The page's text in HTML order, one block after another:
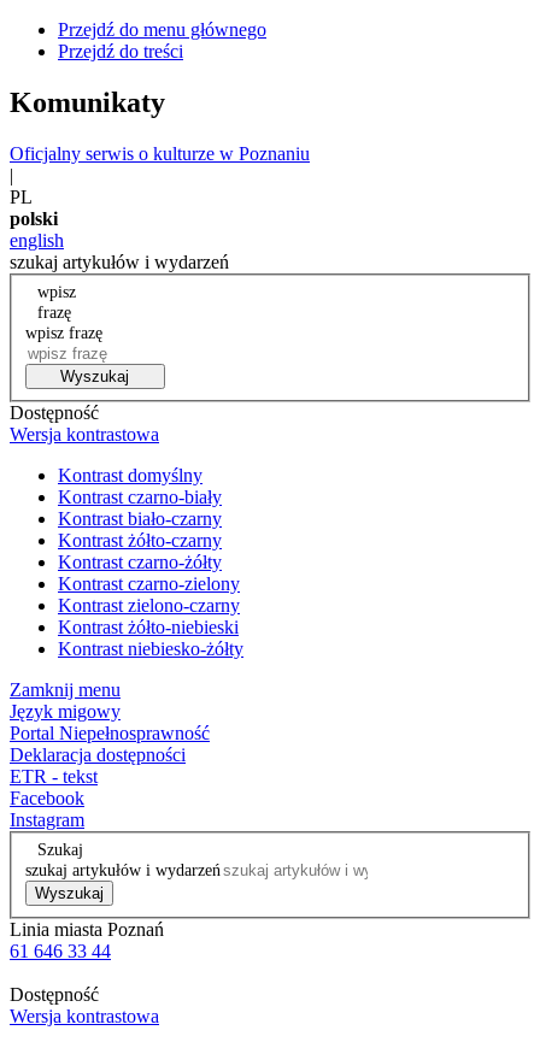
Przejdź do menu głównego
Przejdź do treści
Komunikaty
Oficjalny serwis o kulturze w Poznaniu
|
PL
polski
english
szukaj artykułów i wydarzeń
wpisz
frazę
wpisz frazę
Wyszukaj
Dostępność
Wersja kontrastowa
Kontrast domyślny
Kontrast czarno-biały
Kontrast biało-czarny
Kontrast żółto-czarny
Kontrast czarno-żółty
Kontrast czarno-zielony
Kontrast zielono-czarny
Kontrast żółto-niebieski
Kontrast niebiesko-żółty
Zamknij menu
Język migowy
Portal Niepełnosprawność
Deklaracja dostępności
ETR - tekst
Facebook
Instagram
Szukaj
szukaj artykułów i wydarzeń
Wyszukaj
Linia miasta Poznań
61 646 33 44
Dostępność
Wersja kontrastowa